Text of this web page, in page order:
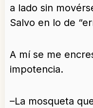
a lado sin
Salvo en lo de
A mí se me
impotencia.
–La mosqueta